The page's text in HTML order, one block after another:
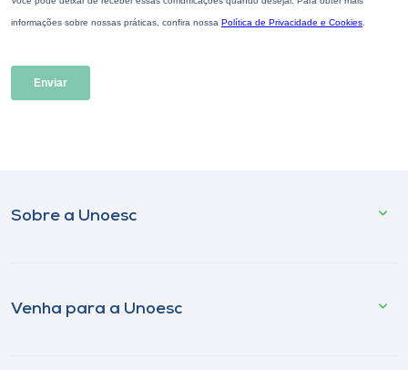
Sobre a Unoesc
Venha para a Unoesc